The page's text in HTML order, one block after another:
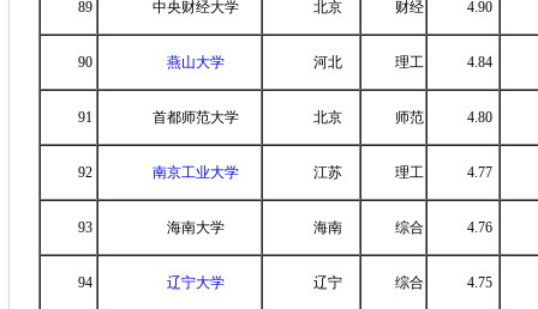
89 中央财经大学 北京 财经 4.90
90 燕山大学 河北 理工 4.84
91 首都师范大学 北京 师范 4.80
92 南京工业大学 江苏 理工 4.77
93 海南大学 海南 综合 4.76
94 辽宁大学 辽宁 综合 4.75